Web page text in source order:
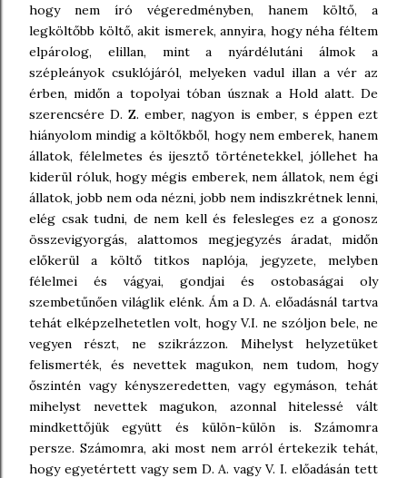
hogy nem író végeredményben, hanem költő, a
legköltőbb költő, akit ismerek, annyira, hogy néha féltem
elpárolog, elillan, mint a nyárdélutáni álmok a
szépleányok csuklójáról, melyeken vadul illan a vér az
érben, midőn a topolyai tóban úsznak a Hold alatt. De
szerencsére D. Z. ember, nagyon is ember, s éppen ezt
hiányolom mindig a költőkből, hogy nem emberek, hanem
állatok, félelmetes és ijesztő történetekkel, jóllehet ha
kiderül róluk, hogy mégis emberek, nem állatok, nem égi
állatok, jobb nem oda nézni, jobb nem indiszkrétnek lenni,
elég csak tudni, de nem kell és felesleges ez a gonosz
összevigyorgás, alattomos megjegyzés áradat, midőn
előkerül a költő titkos naplója, jegyzete, melyben
félelmei és vágyai, gondjai és ostobaságai oly
szembetűnően világlik elénk. Ám a D. A. előadásnál tartva
tehát elképzelhetetlen volt, hogy V.I. ne szóljon bele, ne
vegyen részt, ne szikrázzon. Mihelyst helyzetüket
felismerték, és nevettek magukon, nem tudom, hogy
őszintén vagy kényszeredetten, vagy egymáson, tehát
mihelyst nevettek magukon, azonnal hitelessé vált
mindkettőjük együtt és külön-külön is. Számomra
persze. Számomra, aki most nem arról értekezik tehát,
hogy egyetértett vagy sem D. A. vagy V. I. előadásán tett